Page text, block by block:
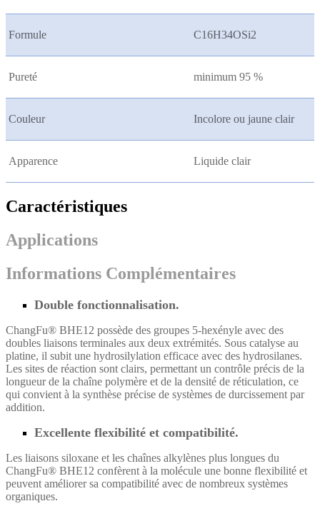
Formule C16H34OSi2
Pureté minimum 95 %
Couleur Incolore ou jaune clair
Apparence Liquide clair
Caractéristiques
Applications
Informations Complémentaires
Double fonctionnalisation.
ChangFu® BHE12 possède des groupes 5-hexényle avec des
doubles liaisons terminales aux deux extrémités. Sous catalyse au
platine, il subit une hydrosilylation efficace avec des hydrosilanes.
Les sites de réaction sont clairs, permettant un contrôle précis de la
longueur de la chaîne polymère et de la densité de réticulation, ce
qui convient à la synthèse précise de systèmes de durcissement par
addition.
Excellente flexibilité et compatibilité.
Les liaisons siloxane et les chaînes alkylènes plus longues du
ChangFu® BHE12 confèrent à la molécule une bonne flexibilité et
peuvent améliorer sa compatibilité avec de nombreux systèmes
organiques.